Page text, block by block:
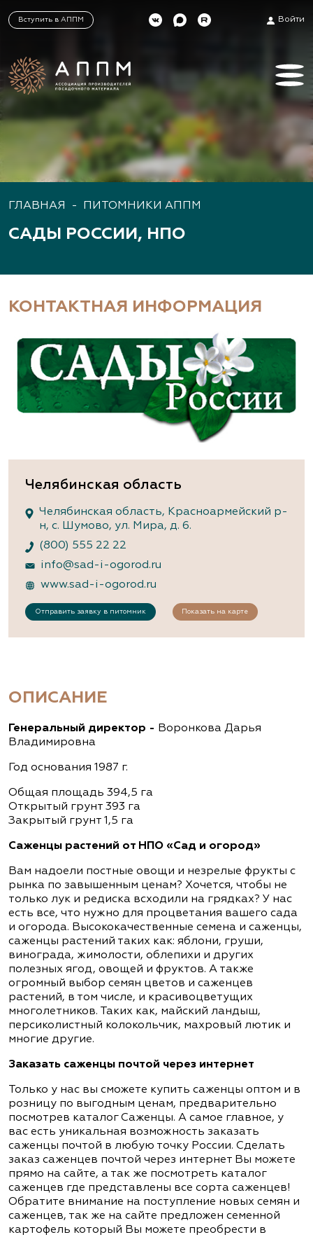
Вступить в АППМ Войти
ГЛАВНАЯ - ПИТОМНИКИ АППМ
САДЫ РОССИИ, НПО
КОНТАКТНАЯ ИНФОРМАЦИЯ
Челябинская область
Челябинская область, Красноармейский р-
н, с. Шумово, ул. Мира, д. 6.
(800) 555 22 22
info@sad-i-ogorod.ru
www.sad-i-ogorod.ru
Отправить заявку в питомник Показать на карте
ОПИСАНИЕ
Генеральный директор - Воронкова Дарья
Владимировна
Год основания 1987 г.
Общая площадь 394,5 га
Открытый грунт 393 га
Закрытый грунт 1,5 га
Саженцы растений от НПО «Сад и огород»
Вам надоели постные овощи и незрелые фрукты с
рынка по завышенным ценам? Хочется, чтобы не
только лук и редиска всходили на грядках? У нас
есть все, что нужно для процветания вашего сада
и огорода. Высококачественные семена и саженцы,
саженцы растений таких как: яблони, груши,
винограда, жимолости, облепихи и других
полезных ягод, овощей и фруктов. А также
огромный выбор семян цветов и саженцев
растений, в том числе, и красивоцветущих
многолетников. Таких как, майский ландыш,
персиколистный колокольчик, махровый лютик и
многие другие.
Заказать саженцы почтой через интернет
Только у нас вы сможете купить саженцы оптом и в
розницу по выгодным ценам, предварительно
посмотрев каталог Саженцы. А самое главное, у
вас есть уникальная возможность заказать
саженцы почтой в любую точку России. Сделать
заказ саженцев почтой через интернет Вы можете
прямо на сайте, а так же посмотреть каталог
саженцев где представлены все сорта саженцев!
Обратите внимание на поступление новых семян и
саженцев, так же на сайте предложен семенной
картофель который Вы можете преобрести в